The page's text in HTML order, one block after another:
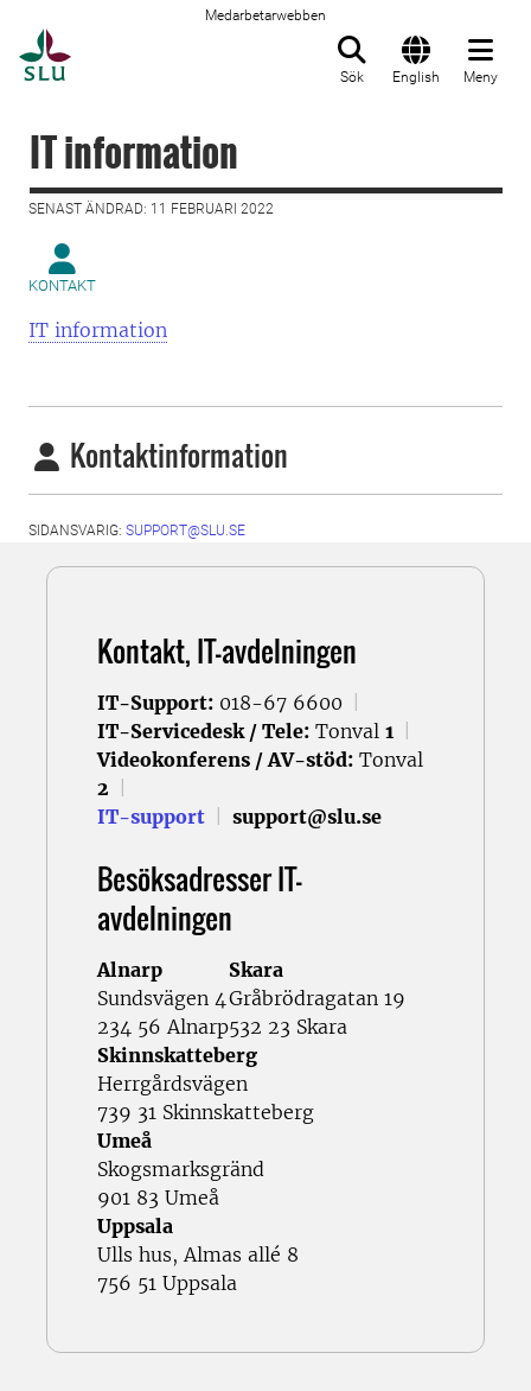
Medarbetarwebben
Sök English Meny
IT information
SENAST ÄNDRAD: 11 FEBRUARI 2022
KONTAKT
IT information
Kontaktinformation
SIDANSVARIG: SUPPORT@SLU.SE
Kontakt, IT-avdelningen
IT-Support: 018-67 6600
IT-Servicedesk / Tele: Tonval 1
Videokonferens / AV-stöd: Tonval
2
IT-support
support@slu.se
Besöksadresser IT-
avdelningen
Alnarp
Sundsvägen 4
234 56 Alnarp
Skara
Gråbrödragatan 19
532 23 Skara
Skinnskatteberg
Herrgårdsvägen
739 31 Skinnskatteberg
Umeå
Skogsmarksgränd
901 83 Umeå
Uppsala
Ulls hus, Almas allé 8
756 51 Uppsala